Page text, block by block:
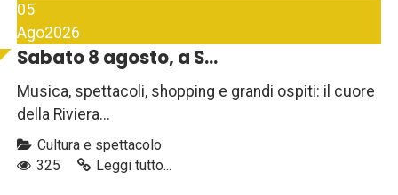
05
Ago2026
Sabato 8 agosto, a S...
Musica, spettacoli, shopping e grandi ospiti: il cuore
della Riviera...
Cultura e spettacolo
325
Leggi tutto...